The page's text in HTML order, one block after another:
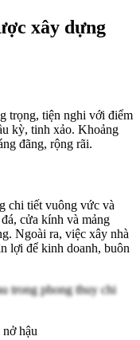
xây dựng
trọng, tiện nghi với điểm
kỳ, tinh xảo. Khoảng
đãng, rộng rãi.
chi tiết vuông vức và
cửa kính và mảng
Ngoài ra, việc xây nhà
lợi để kinh doanh, buôn
hậu